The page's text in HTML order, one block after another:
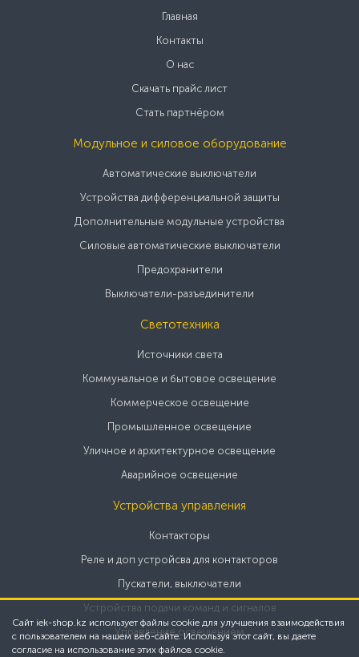
Главная
Контакты
О нас
Скачать прайс лист
Стать партнёром
Модульное и силовое оборудование
Автоматические выключатели
Устройства дифференциальной защиты
Дополнительные модульные устройства
Силовые автоматические выключатели
Предохранители
Выключатели-разъединители
Светотехника
Источники света
Коммунальное и бытовое освещение
Коммерческое освещение
Промышленное освещение
Уличное и архитектурное освещение
Аварийное освещение
Устройства управления
Контакторы
Реле и доп устройсва для контакторов
Пускатели, выключатели
Устройства подачи команд и сигналов
Управление освещением
Сайт iek-shop.kz использует файлы cookie для улучшения взаимодействия
с пользователем на нашем веб-сайте. Используя этот сайт, вы даете
согласие на использование этих файлов cookie.